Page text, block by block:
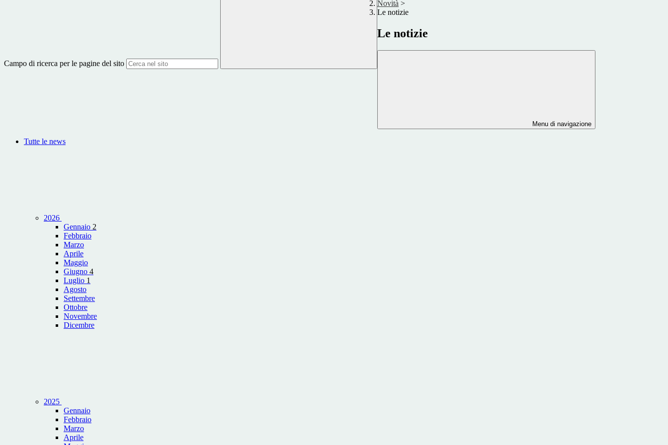
Campo di ricerca per le pagine del sito
Novità >
Le notizie
Le notizie
Menu di navigazione
Tutte le news
2026
Gennaio 2
Febbraio
Marzo
Aprile
Maggio
Giugno 4
Luglio 1
Agosto
Settembre
Ottobre
Novembre
Dicembre
2025
Gennaio
Febbraio
Marzo
Aprile